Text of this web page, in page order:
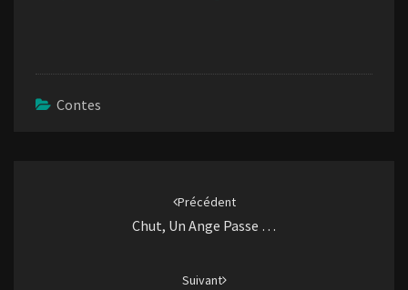
Contes
Précédent
Chut, Un Ange Passe …
Suivant